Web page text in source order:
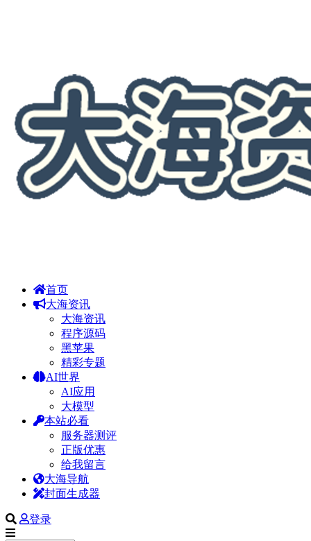
首页
大海资讯
大海资讯
程序源码
黑苹果
精彩专题
AI世界
AI应用
大模型
本站必看
服务器测评
正版优惠
给我留言
大海导航
封面生成器
登录